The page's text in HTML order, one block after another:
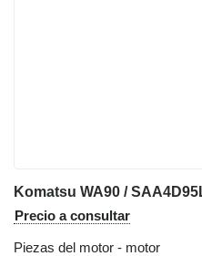
Precio a consultar
Piezas del motor - motor